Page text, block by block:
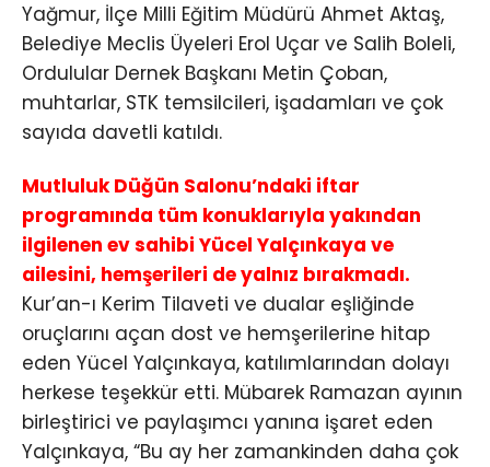
Yağmur, İlçe Milli Eğitim Müdürü Ahmet Aktaş,
Belediye Meclis Üyeleri Erol Uçar ve Salih Boleli,
Ordulular Dernek Başkanı Metin Çoban,
muhtarlar, STK temsilcileri, işadamları ve çok
sayıda davetli katıldı.
Mutluluk Düğün Salonu’ndaki iftar
programında tüm konuklarıyla yakından
ilgilenen ev sahibi Yücel Yalçınkaya ve
ailesini, hemşerileri de yalnız bırakmadı.
Kur’an-ı Kerim Tilaveti ve dualar eşliğinde
oruçlarını açan dost ve hemşerilerine hitap
eden Yücel Yalçınkaya, katılımlarından dolayı
herkese teşekkür etti. Mübarek Ramazan ayının
birleştirici ve paylaşımcı yanına işaret eden
Yalçınkaya, “Bu ay her zamankinden daha çok